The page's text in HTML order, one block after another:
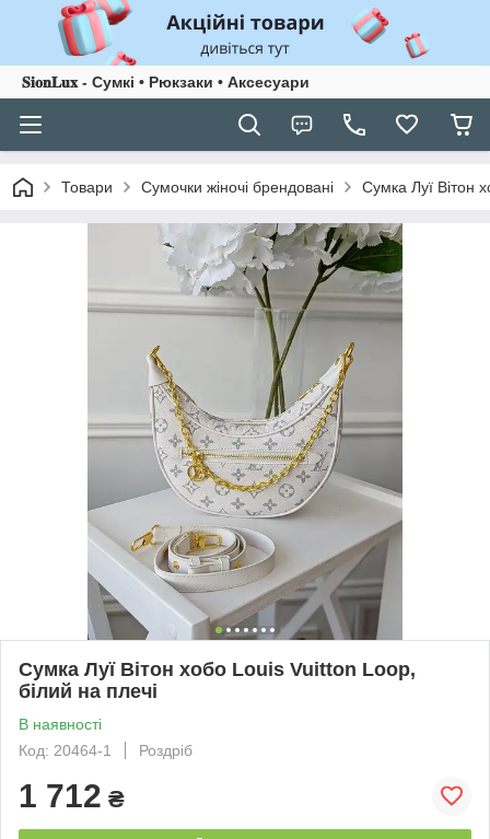
𝐒𝐢𝐨𝐧𝐋𝐮𝐱 - Сумкі • Рюкзаки • Аксесуари
Товари Сумочки жіночі брендовані Сумка Луї Вітон
Сумка Луї Вітон хобо Louis Vuitton Loop,
білий на плечі
В наявності
Код: 20464-1
Роздріб
1 712 ₴